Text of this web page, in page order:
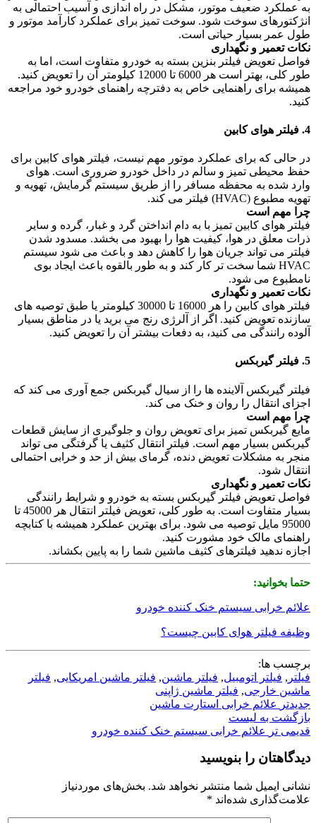
به عملکرد ضعیف موتور، مشکل در راه اندازی و آسیب احتمالی به
انژکتورهای سوخت شود. سوخت تمیز برای عملکرد کارآمد موتور و
طول عمر بسیار حیاتی است.
نکات تعمیر و نگهداری
فواصل تعویض فیلتر بنزین بسته به خودرو متفاوت است، اما به
طور کلی، بهتر است هر 6000 تا 12000 کیلومتر آن را تعویض کنید.
همیشه برای راهنمایی خاص به دفترچه راهنمای خودرو خود مراجعه
کنید.
4. فیلتر هوای کابین
در حالی که برای عملکرد موتور مهم نیست، فیلتر هوای کابین برای
حفظ محیطی تمیز و سالم در داخل خودرو ضروری است. هوای
وارد شده به محفظه مسافر را از طریق سیستم گرمایش، تهویه و
تهویه مطبوع (HVAC) فیلتر می کند.
چرا مهم است
فیلتر هوای کابین تمیز با به دام انداختن گرد و غبار، گرده و سایر
ذرات معلق در هوا، کیفیت هوا را بهبود می بخشد. مسدود شدن
فیلتر می تواند جریان هوا را کاهش دهد و باعث می شود سیستم
HVAC شما سخت تر کار کند و به طور بالقوه باعث ایجاد بوی
نامطبوع می شود.
نکات تعمیر و نگهداری
فیلتر هوای کابین را هر 16000 تا 30000 کیلومتر یا طبق توصیه های
سازنده تعویض کنید. اگر از آلرژی رنج می برید یا در مناطق بسیار
آلوده رانندگی می کنید، به دفعات بیشتر آن را تعویض کنید.
5. فیلتر گیربکس
فیلتر گیربکس آلاینده ها را از سیال گیربکس جمع آوری می کند که
اجزای انتقال را روان و خنک می کند.
چرا مهم است
مایع گیربکس تمیز برای تعویض روان و جلوگیری از سایش قطعات
گیربکس بسیار مهم است. فیلتر انتقال کثیف یا گرفتگی می تواند
منجر به مشکلات تعویض دنده، گرمای بیش از حد و خرابی احتمالی
انتقال شود.
نکات تعمیر و نگهداری
فواصل تعویض فیلتر گیربکس بسته به خودرو و شرایط رانندگی
بسیار متفاوت است. به طور کلی، تعویض فیلتر انتقال هر 45000 تا
95000 مایل توصیه می شود. برای بهترین عملکرد همیشه با کتابچه
راهنمای مالک خود مشورت کنید.
اجازه ندهید فیلترهای کثیف ماشین شما را به پایین بکشاند.
حتما بخوانید:
علائم خرابی سیستم خنک کننده خودرو
وظیفه فیلتر هوای کابین چیست؟
برچسب ها:
فیلتر , فیلتر اتومبیل, فیلتر ماشین, فیلتر ماشین امریکایی, فیلتر
ماشین خارجی, فیلتر ماشین ژاپنی
جدیدتر
علائم خرابی استارت ماشین
بازگشت به لیست
قدیمی تر
علائم خرابی سیستم خنک کننده خودرو
دیدگاهتان را بنویسید
نشانی ایمیل شما منتشر نخواهد شد. بخش‌های موردنیاز
علامت‌گذاری شده‌اند *